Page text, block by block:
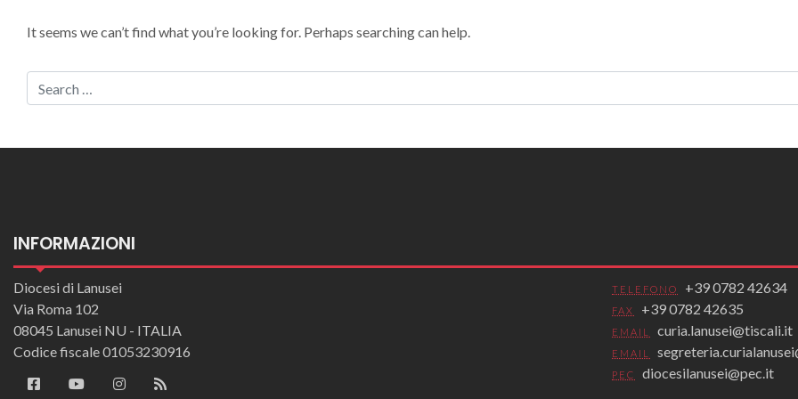
It seems we can’t find what you’re looking for. Perhaps searching can help.
Search
INFORMAZIONI
Diocesi di Lanusei
Via Roma 102
08045 Lanusei NU - ITALIA
Codice fiscale 01053230916
TELEFONO +39 0782 42634
FAX +39 0782 42635
EMAIL curia.lanusei@tiscali.it
EMAIL
PEC diocesilanusei@pec.it